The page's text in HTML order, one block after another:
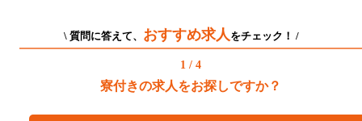
\ 質問に答えて、 おすすめ求人をチェック！ /
1 / 4
寮付きの求人をお探しですか？